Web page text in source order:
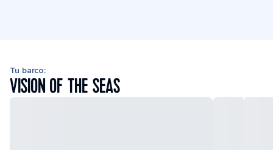
Tu barco:
VISION OF THE SEAS